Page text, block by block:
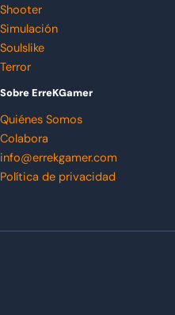
Shooter
Simulación
Soulslike
Terror
Sobre ErreKGamer
Quiénes Somos
Colabora
info@errekgamer.com
Política de privacidad